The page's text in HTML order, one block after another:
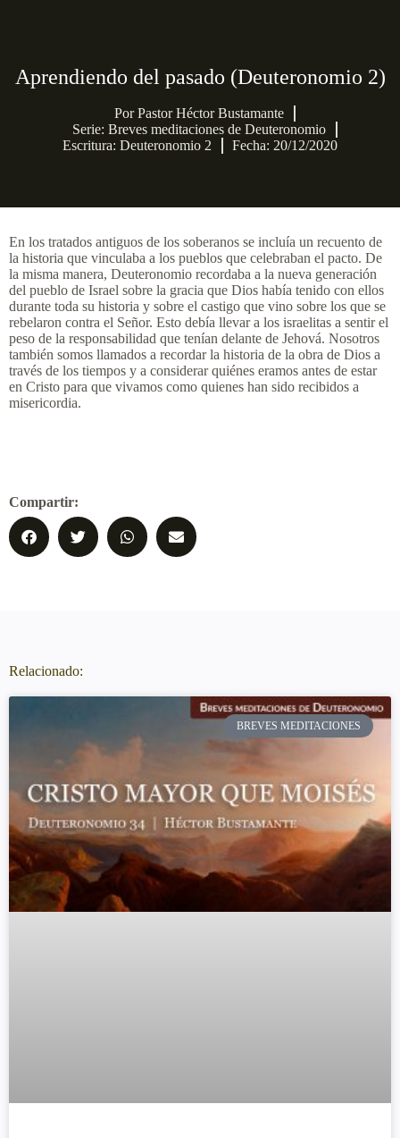
Aprendiendo del pasado (Deuteronomio 2)
PorPastor Héctor Bustamante
Serie: Breves meditaciones de Deuteronomio
Escritura: Deuteronomio 2
Fecha: 20/12/2020
En los tratados antiguos de los soberanos se incluía un recuento de
la historia que vinculaba a los pueblos que celebraban el pacto. De
la misma manera, Deuteronomio recordaba a la nueva generación
del pueblo de Israel sobre la gracia que Dios había tenido con ellos
durante toda su historia y sobre el castigo que vino sobre los que se
rebelaron contra el Señor. Esto debía llevar a los israelitas a sentir el
peso de la responsabilidad que tenían delante de Jehová. Nosotros
también somos llamados a recordar la historia de la obra de Dios a
través de los tiempos y a considerar quiénes eramos antes de estar
en Cristo para que vivamos como quienes han sido recibidos a
misericordia.
Compartir:
Relacionado:
BREVES MEDITACIONES